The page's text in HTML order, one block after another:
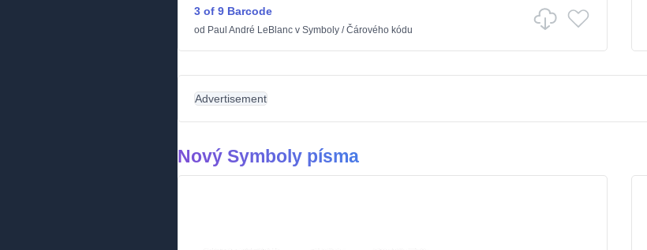
3 of 9 Barcode
od Paul André LeBlanc v Symboly /Čárového kódu
Advertisement
Nový Symboly písma